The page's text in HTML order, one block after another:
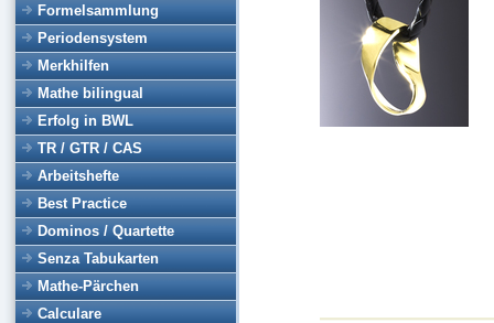
Formelsammlung
Periodensystem
Merkhilfen
Mathe bilingual
Erfolg in BWL
TR / GTR / CAS
Arbeitshefte
Best Practice
Dominos / Quartette
Senza Tabukarten
Mathe-Pärchen
Calculare